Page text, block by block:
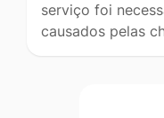
serviço foi
causados pelas